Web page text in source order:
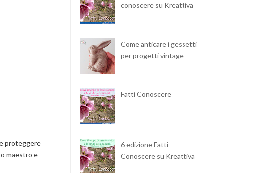
proteggere
maestro e
conoscere su Kreattiva
Come anticare i gessetti
per progetti vintage
Fatti Conoscere
6 edizione Fatti
Conoscere su Kreattiva